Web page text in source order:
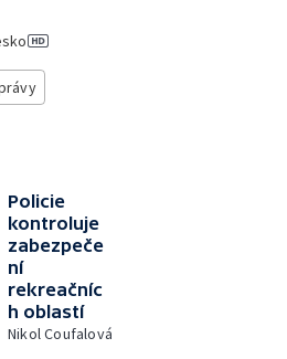
Policie
kontroluje
zabezpeče
ní
rekreačníc
h oblastí
Nikol Coufalová